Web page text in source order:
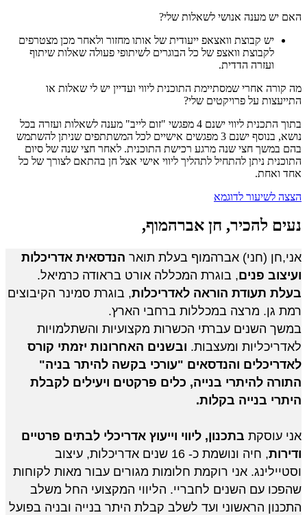
האם יש מענה אנושי לשאלות שלי?
יש קבוצת וואצאפ ייעודית של אותו מחזור ולאחר מכן מצטרפים
לקבוצת וואצפ של כל הבוגרים לשיתופי פעולה שאלות שיתוף
ועזרה הדדית.
מה קורה אחרי שמסתיימת התוכנית ליווי ועדיין יש לי שאלות או
התייעצות על פרויקטים שלי?
בתוך התכנית ליווי ישנם 4 מפגשי "זום לייב" מענה לשאלות ועזרה בכל
נושא, בנוסף ישנם 3 מפגשים אישיים לכל המשתתפים שניתן להשתמש
בהם במשך חצי שנה מרגע רכישת התוכנית. לאחר חצי שנה של סיום
התוכנית ניתן להתחיל לתהליך ליווי אישי אצל חן בהתאם לצורך של כל
אחד ואחת.
הצצה לשיעור לדוגמא
נעים להכיר, חן אברהמוף,
אני,חן (חני) אברהמוף בעלת תואר
ועיצוב פנים, בוגרת המכללה אורט בראודה כרמיאל.
בעלת תעודת הוראה לאדריכלות
רמת גן. מרצה במכללות ברחבי הארץ.
לאדריכליות ומעצבות.
היתרי בנייה בקלות.
אני עוסקת
ודירות